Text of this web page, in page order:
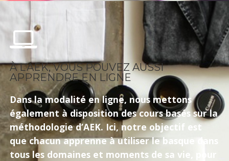
À L’AEK, VOUS POUVEZ AUSSI
APPRENDRE EN LIGNE
Dans la modalité en ligne, nous mettons
également à disposition des cours basés sur la
méthodologie d’AEK. Ici, notre objectif est
que chacun apprenne à utiliser le basque dans
tous les domaines et moments de sa vie, pour